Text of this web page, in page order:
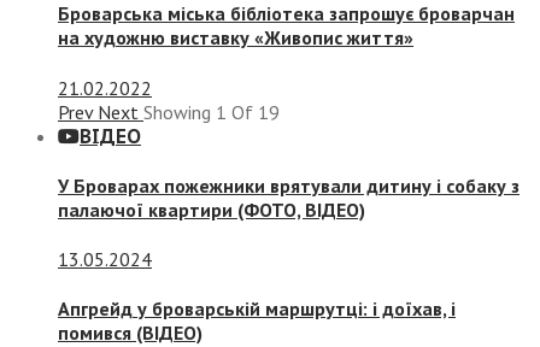
Броварська міська бібліотека запрошує броварчан
на художню виставку «Живопис життя»
21.02.2022
Prev Next Showing 1 Of 19
ВІДЕО
У Броварах пожежники врятували дитину і собаку з
палаючої квартири (ФОТО, ВІДЕО)
13.05.2024
Апгрейд у броварській маршрутці: і доїхав, і
помився (ВІДЕО)